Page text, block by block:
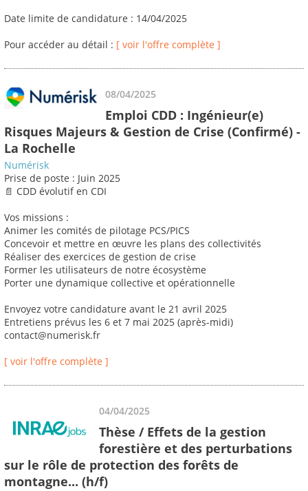
Date limite de candidature : 14/04/2025
Pour accéder au détail : [ voir l'offre complète ]
08/04/2025
Emploi CDD : Ingénieur(e)
Risques Majeurs & Gestion de Crise (Confirmé) -
La Rochelle
Numérisk
Prise de poste : Juin 2025
📄 CDD évolutif en CDI
Vos missions :
Animer les comités de pilotage PCS/PICS
Concevoir et mettre en œuvre les plans des collectivités
Réaliser des exercices de gestion de crise
Former les utilisateurs de notre écosystème
Porter une dynamique collective et opérationnelle
Envoyez votre candidature avant le 21 avril 2025
Entretiens prévus les 6 et 7 mai 2025 (après-midi)
contact@numerisk.fr
[ voir l'offre complète ]
04/04/2025
Thèse / Effets de la gestion
forestière et des perturbations
sur le rôle de protection des forêts de
montagne... (h/f)